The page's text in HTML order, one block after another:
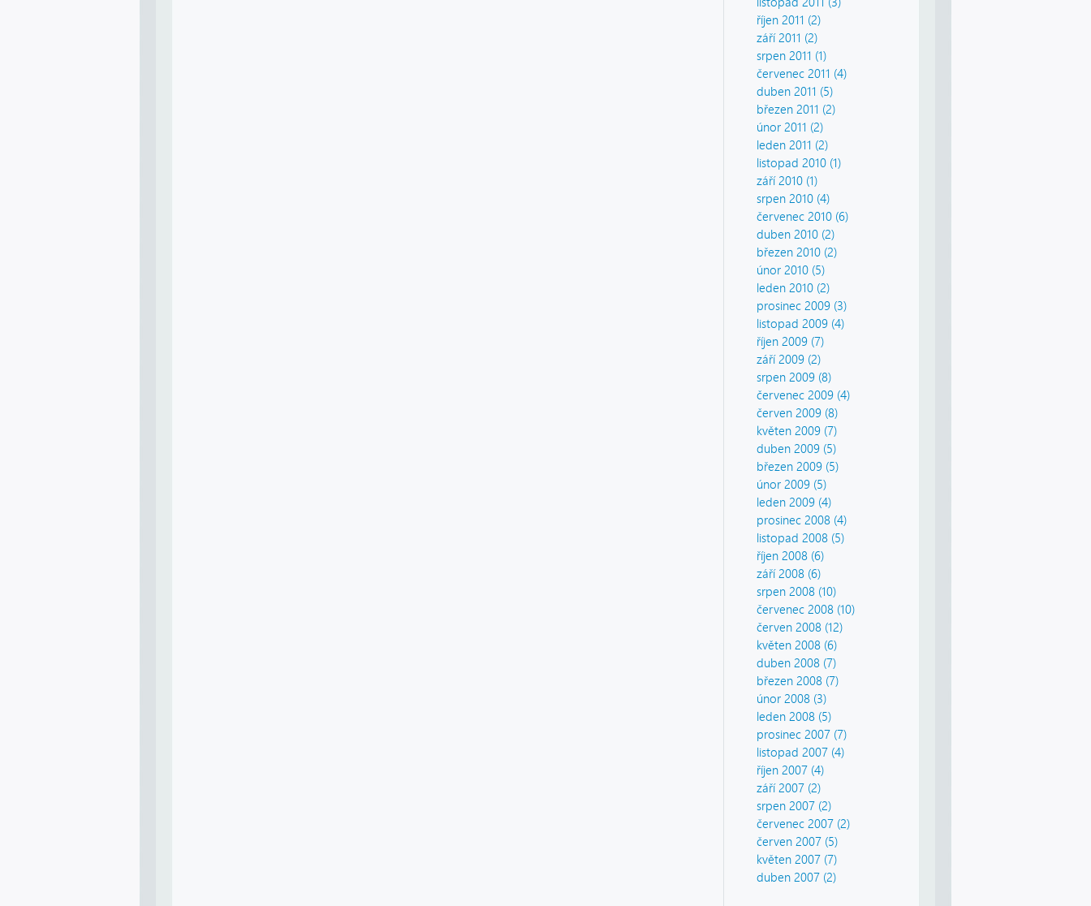
říjen 2011 (2)
září 2011 (2)
srpen 2011 (1)
červenec 2011 (4)
duben 2011 (5)
březen 2011 (2)
únor 2011 (2)
leden 2011 (2)
listopad 2010 (1)
září 2010 (1)
srpen 2010 (4)
červenec 2010 (6)
duben 2010 (2)
březen 2010 (2)
únor 2010 (5)
leden 2010 (2)
prosinec 2009 (3)
listopad 2009 (4)
říjen 2009 (7)
září 2009 (2)
srpen 2009 (8)
červenec 2009 (4)
červen 2009 (8)
květen 2009 (7)
duben 2009 (5)
březen 2009 (5)
únor 2009 (5)
leden 2009 (4)
prosinec 2008 (4)
listopad 2008 (5)
říjen 2008 (6)
září 2008 (6)
srpen 2008 (10)
červenec 2008 (10)
červen 2008 (12)
květen 2008 (6)
duben 2008 (7)
březen 2008 (7)
únor 2008 (3)
leden 2008 (5)
prosinec 2007 (7)
listopad 2007 (4)
říjen 2007 (4)
září 2007 (2)
srpen 2007 (2)
červenec 2007 (2)
červen 2007 (5)
květen 2007 (7)
duben 2007 (2)